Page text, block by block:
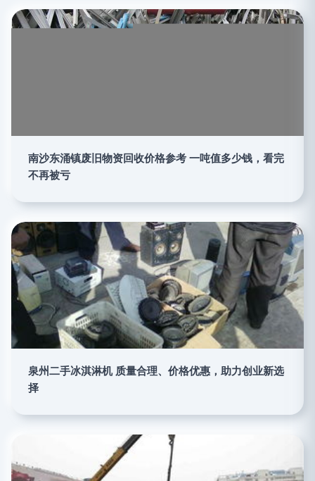
南沙东涌镇废旧物资回收价格参考 一吨值多少钱，看完
不再被亏
泉州二手冰淇淋机 质量合理、价格优惠，助力创业新选
择